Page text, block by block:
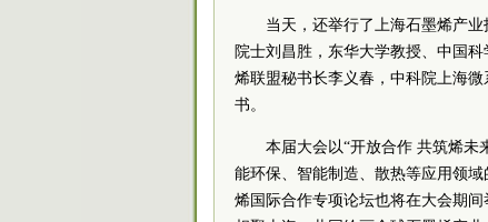
当天，还举行了上海石墨烯产
院士刘昌胜，东华大学教授、中国
烯联盟秘书长李义春， 中科院上海微
书。
本届大会以“开放合作 共筑烯未
能环保、智能制造、散热等应用领
烯国际合作专项论坛也将在大会期